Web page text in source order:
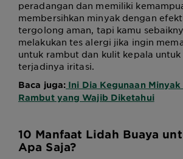
peradangan dan memiliki
membersihkan minyak dengan
tergolong aman, tapi kamu
melakukan tes alergi jika ingin
untuk rambut dan kulit kepala
terjadinya iritasi.
Baca juga: Ini Dia Kegunaan
Rambut yang Wajib Diketahui
10 Manfaat Lidah Buaya
Apa Saja?